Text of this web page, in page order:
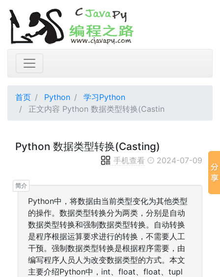
首页 Python
学习Python
正文内容 Python 数据类型转换(Castin
Python 数据类型转换(Casting)
手机查看 2024-07-09
Python中，将数据由当前类型变化为其他类型
的操作。数据类型转换分为两类，分别是自动
数据类型转换和强制数据类型转换。自动转换
是程序根据运算要求进行的转换，不需要人工
干预。强制数据类型转换是根据程序需要，由
编写程序人员人为改变数据类型的方式。本文
主要介绍Python中，int、float、float、tupl